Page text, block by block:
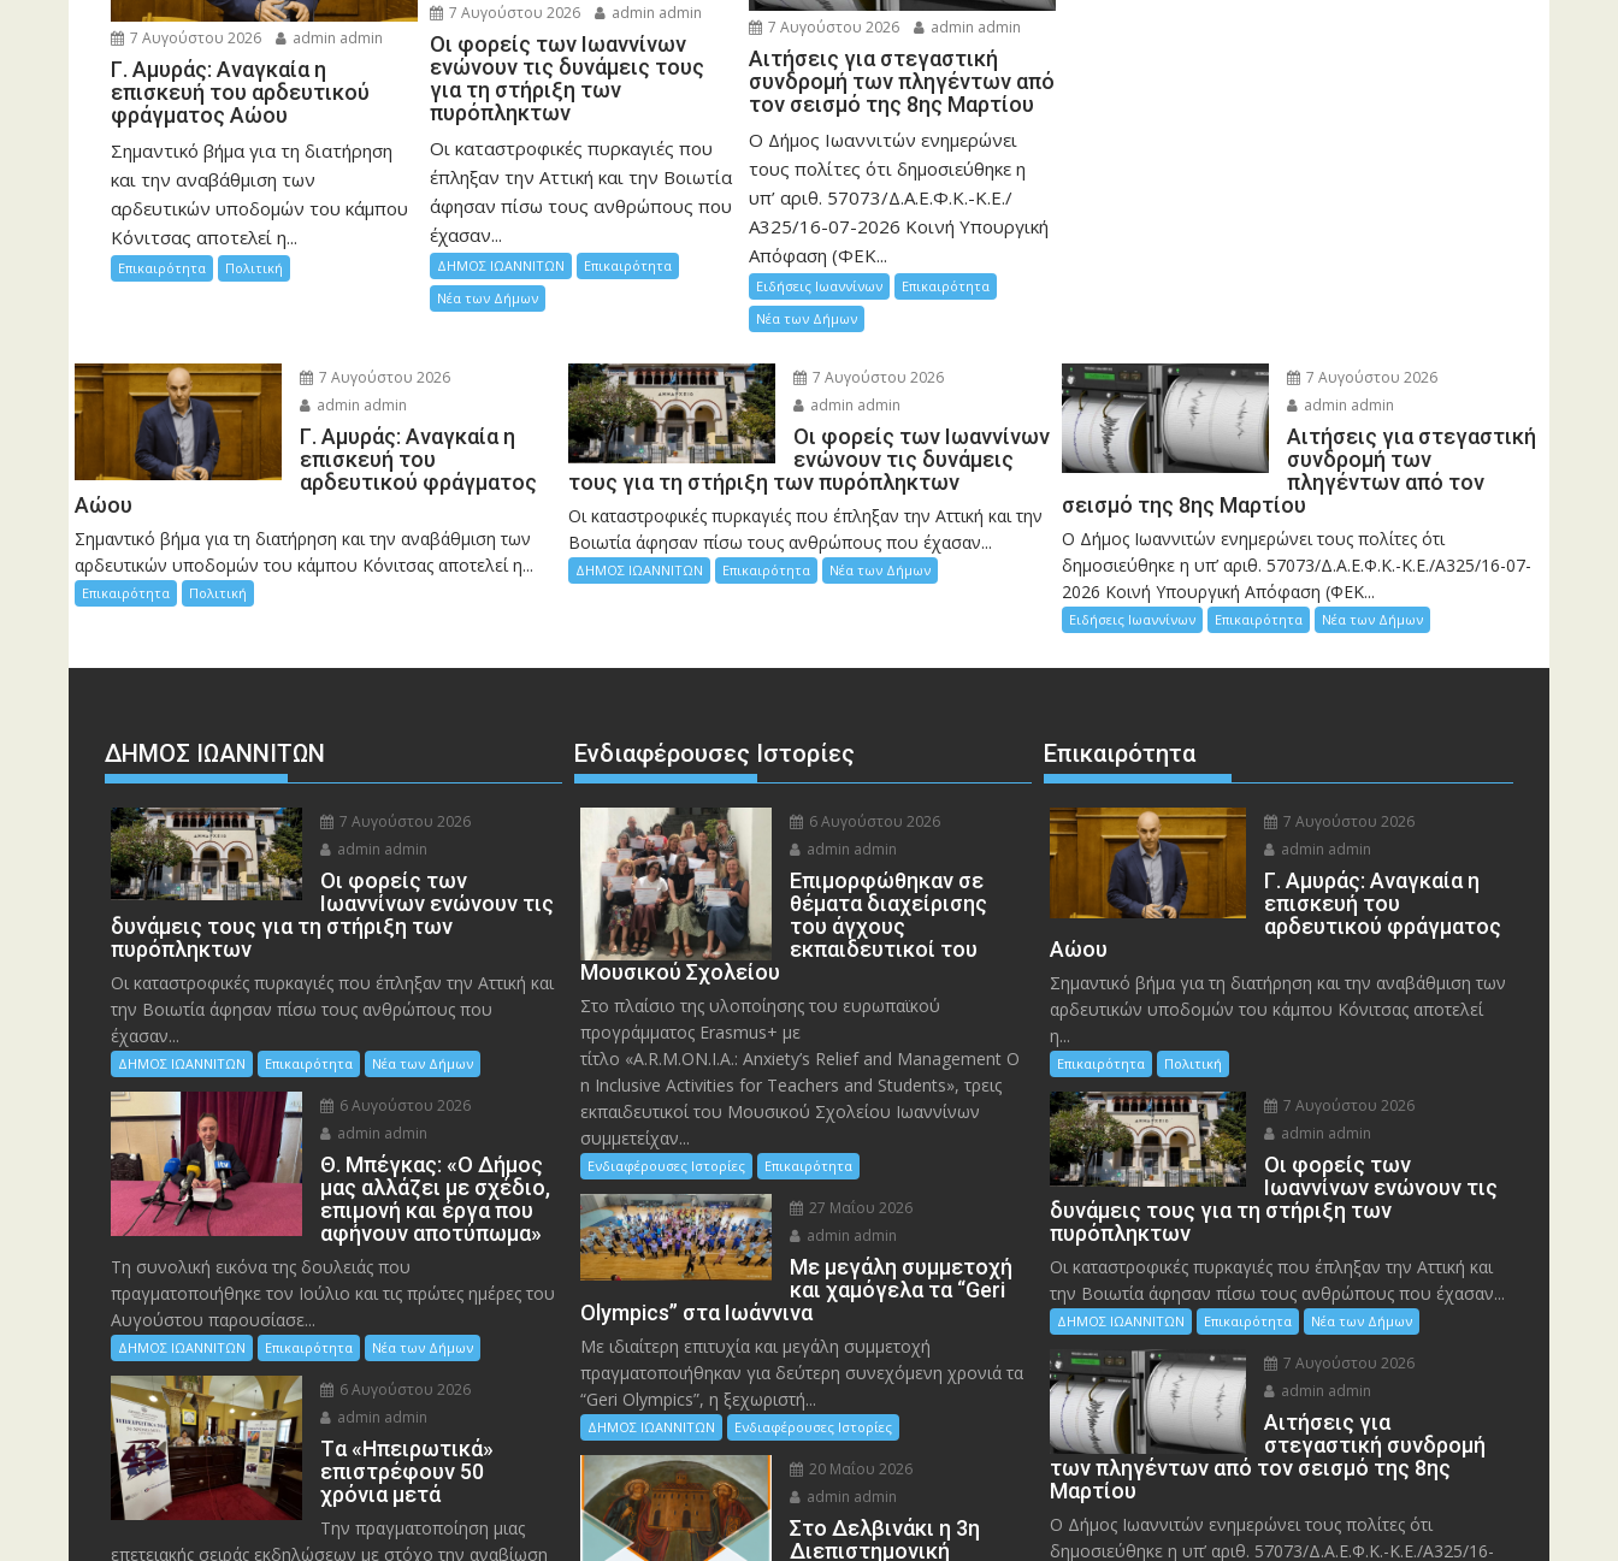
7 Αυγούστου 2026 admin admin
Γ. Αμυράς: Αναγκαία η
επισκευή του αρδευτικού
φράγματος Αώου
Σημαντικό βήμα για τη διατήρηση
και την αναβάθμιση των
αρδευτικών υποδομών του κάμπου
Κόνιτσας αποτελεί η...
Επικαιρότητα Πολιτική
7 Αυγούστου 2026 admin admin
Οι φορείς των Ιωαννίνων
ενώνουν τις δυνάμεις τους
για τη στήριξη των
πυρόπληκτων
Οι καταστροφικές πυρκαγιές που
έπληξαν την Αττική και την Bοιωτία
άφησαν πίσω τους ανθρώπους που
έχασαν...
ΔΗΜΟΣ ΙΩΑΝΝΙΤΩΝ
Επικαιρότητα
Νέα των Δήμων
7 Αυγούστου 2026 admin admin
Αιτήσεις για στεγαστική
συνδρομή των πληγέντων από
τον σεισμό της 8ης Μαρτίου
Ο Δήμος Ιωαννιτών ενημερώνει
τους πολίτες ότι δημοσιεύθηκε η
υπ’ αριθ. 57073/Δ.Α.Ε.Φ.Κ.-Κ.Ε./
Α325/16-07-2026 Κοινή Υπουργική
Απόφαση (ΦΕΚ...
Ειδήσεις Ιωαννίνων
Επικαιρότητα
Νέα των Δήμων
7 Αυγούστου 2026
admin admin
Γ. Αμυράς: Αναγκαία η
επισκευή του
αρδευτικού φράγματος
Αώου
Σημαντικό βήμα για τη διατήρηση και την αναβάθμιση των
αρδευτικών υποδομών του κάμπου Κόνιτσας αποτελεί η...
Επικαιρότητα Πολιτική
7 Αυγούστου 2026
admin admin
Οι φορείς των Ιωαννίνων
ενώνουν τις δυνάμεις
τους για τη στήριξη των πυρόπληκτων
Οι καταστροφικές πυρκαγιές που έπληξαν την Αττική και την
Bοιωτία άφησαν πίσω τους ανθρώπους που έχασαν...
ΔΗΜΟΣ ΙΩΑΝΝΙΤΩΝ Επικαιρότητα Νέα των Δήμων
7 Αυγούστου 2026
admin admin
Αιτήσεις για στεγαστική
συνδρομή των
πληγέντων από τον
σεισμό της 8ης Μαρτίου
Ο Δήμος Ιωαννιτών ενημερώνει τους πολίτες ότι
δημοσιεύθηκε η υπ’ αριθ. 57073/Δ.Α.Ε.Φ.Κ.-Κ.Ε./Α325/16-07-
2026 Κοινή Υπουργική Απόφαση (ΦΕΚ...
Ειδήσεις Ιωαννίνων Επικαιρότητα Νέα των Δήμων
ΔΗΜΟΣ ΙΩΑΝΝΙΤΩΝ
7 Αυγούστου 2026
admin admin
Οι φορείς των
Ιωαννίνων ενώνουν τις
δυνάμεις τους για τη στήριξη των
πυρόπληκτων
Οι καταστροφικές πυρκαγιές που έπληξαν την Αττική και
την Bοιωτία άφησαν πίσω τους ανθρώπους που
έχασαν...
ΔΗΜΟΣ ΙΩΑΝΝΙΤΩΝ Επικαιρότητα Νέα των Δήμων
6 Αυγούστου 2026
admin admin
Θ. Μπέγκας: «Ο Δήμος
μας αλλάζει με σχέδιο,
επιμονή και έργα που
αφήνουν αποτύπωμα»
Τη συνολική εικόνα της δουλειάς που
πραγματοποιήθηκε τον Ιούλιο και τις πρώτες ημέρες του
Αυγούστου παρουσίασε...
ΔΗΜΟΣ ΙΩΑΝΝΙΤΩΝ Επικαιρότητα Νέα των Δήμων
6 Αυγούστου 2026
admin admin
Tα «Ηπειρωτικά»
επιστρέφουν 50
χρόνια μετά
Την πραγματοποίηση μιας
επετειακής σειράς εκδηλώσεων με στόχο την αναβίωση
Ενδιαφέρουσες Ιστορίες
6 Αυγούστου 2026
admin admin
Eπιμορφώθηκαν σε
θέματα διαχείρισης
του άγχους
εκπαιδευτικοί του
Μουσικού Σχολείου
Στο πλαίσιο της υλοποίησης του ευρωπαϊκού
προγράμματος Erasmus+ με
τίτλο «A.R.M.ON.I.A.: Anxiety’s Relief and Management O
n Inclusive Activities for Teachers and Students», τρεις
εκπαιδευτικοί του Μουσικού Σχολείου Ιωαννίνων
συμμετείχαν...
Ενδιαφέρουσες Ιστορίες Επικαιρότητα
27 Μαΐου 2026
admin admin
Με μεγάλη συμμετοχή
και χαμόγελα τα “Geri
Olympics” στα Ιωάννινα
Με ιδιαίτερη επιτυχία και μεγάλη συμμετοχή
πραγματοποιήθηκαν για δεύτερη συνεχόμενη χρονιά τα
“Geri Olympics”, η ξεχωριστή...
ΔΗΜΟΣ ΙΩΑΝΝΙΤΩΝ Ενδιαφέρουσες Ιστορίες
20 Μαΐου 2026
admin admin
Στο Δελβινάκι η 3η
Διεπιστημονική
Επικαιρότητα
7 Αυγούστου 2026
admin admin
Γ. Αμυράς: Αναγκαία η
επισκευή του
αρδευτικού φράγματος
Αώου
Σημαντικό βήμα για τη διατήρηση και την αναβάθμιση των
αρδευτικών υποδομών του κάμπου Κόνιτσας αποτελεί
η...
Επικαιρότητα Πολιτική
7 Αυγούστου 2026
admin admin
Οι φορείς των
Ιωαννίνων ενώνουν τις
δυνάμεις τους για τη στήριξη των
πυρόπληκτων
Οι καταστροφικές πυρκαγιές που έπληξαν την Αττική και
την Bοιωτία άφησαν πίσω τους ανθρώπους που έχασαν...
ΔΗΜΟΣ ΙΩΑΝΝΙΤΩΝ Επικαιρότητα Νέα των Δήμων
7 Αυγούστου 2026
admin admin
Αιτήσεις για
στεγαστική συνδρομή
των πληγέντων από τον σεισμό της 8ης
Μαρτίου
Ο Δήμος Ιωαννιτών ενημερώνει τους πολίτες ότι
δημοσιεύθηκε η υπ’ αριθ. 57073/Δ.Α.Ε.Φ.Κ.-Κ.Ε./Α325/16-